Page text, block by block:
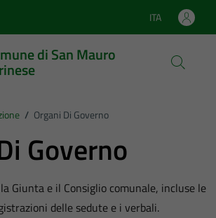
Lingua attiva:
ITA
di San Mauro
/ Organi Di Governo
Governo
Giunta e il Consiglio comunale, incluse le
delle sedute e i verbali.